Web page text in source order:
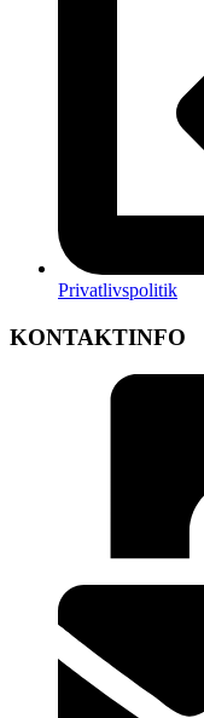
Privatlivspolitik
KONTAKTINFO